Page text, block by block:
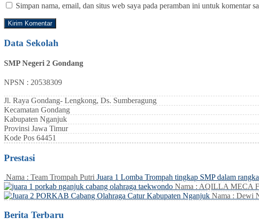
Simpan nama, email, dan situs web saya pada peramban ini untuk komentar
Data Sekolah
SMP Negeri 2 Gondang
NPSN : 20538309
Jl. Raya Gondang- Lengkong, Ds. Sumberagung
Kecamatan Gondang
Kabupaten Nganjuk
Provinsi Jawa Timur
Kode Pos 64451
Prestasi
Nama : Team Trompah Putri Juara 1 Lomba Trompah tingkap SMP dalam
Nama : AQILLA MECA
Nama : Dewi
Berita Terbaru